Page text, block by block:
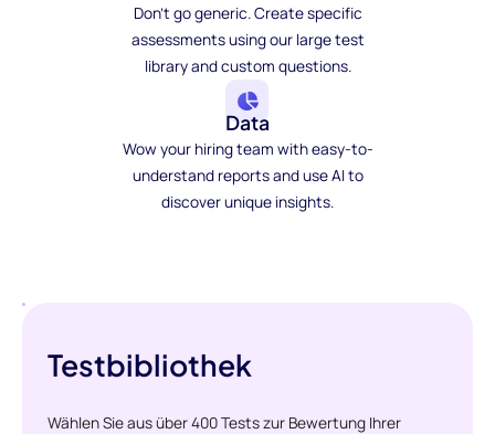
Don't go generic. Create specific
assessments using our large test
library and custom questions.
Data
Wow your hiring team with easy-to-
understand reports and use AI to
discover unique insights.
Testbibliothek
Wählen Sie aus über 400 Tests zur Bewertung Ihrer